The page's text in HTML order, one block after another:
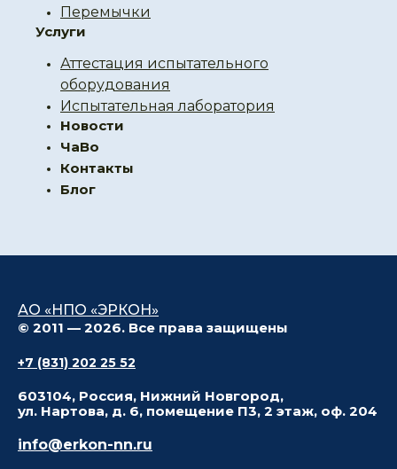
Перемычки
Услуги
Аттестация испытательного
оборудования
Испытательная лаборатория
Новости
ЧаВо
Контакты
Блог
АО «НПО «ЭРКОН»
© 2011 — 2026. Все права защищены
+7 (831) 202 25 52
603104, Россия, Нижний Новгород,
ул. Нартова, д. 6, помещение П3, 2 этаж, оф. 204
info@erkon-nn.ru